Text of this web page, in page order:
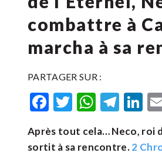
combattre à
marcha à sa
PARTAGER SUR :
Facebook
Twitter
Après tout cela… Neco, roi
sortit à sa rencontre.2